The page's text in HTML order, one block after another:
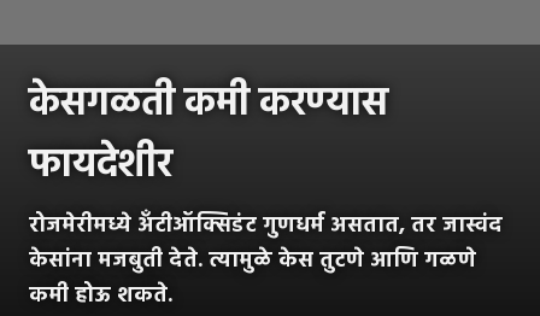
केसगळती कमी करण्यास
फायदेशीर
रोजमेरीमध्ये अँटीऑक्सिडंट गुणधर्म असतात, तर जास्वंद
केसांना मजबुती देते. त्यामुळे केस तुटणे आणि गळणे
कमी होऊ शकते.